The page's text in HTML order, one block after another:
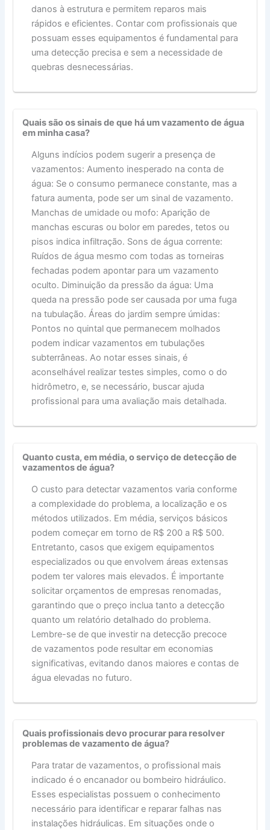
danos à estrutura e permitem reparos mais
rápidos e eficientes. Contar com profissionais que
possuam esses equipamentos é fundamental para
uma detecção precisa e sem a necessidade de
quebras desnecessárias.
Quais são os sinais de que há um vazamento de água
em minha casa?
Alguns indícios podem sugerir a presença de
vazamentos: Aumento inesperado na conta de
água: Se o consumo permanece constante, mas a
fatura aumenta, pode ser um sinal de vazamento.
Manchas de umidade ou mofo: Aparição de
manchas escuras ou bolor em paredes, tetos ou
pisos indica infiltração. Sons de água corrente:
Ruídos de água mesmo com todas as torneiras
fechadas podem apontar para um vazamento
oculto. Diminuição da pressão da água: Uma
queda na pressão pode ser causada por uma fuga
na tubulação. Áreas do jardim sempre úmidas:
Pontos no quintal que permanecem molhados
podem indicar vazamentos em tubulações
subterrâneas. Ao notar esses sinais, é
aconselhável realizar testes simples, como o do
hidrômetro, e, se necessário, buscar ajuda
profissional para uma avaliação mais detalhada.
Quanto custa, em média, o serviço de detecção de
vazamentos de água?
O custo para detectar vazamentos varia conforme
a complexidade do problema, a localização e os
métodos utilizados. Em média, serviços básicos
podem começar em torno de R$ 200 a R$ 500.
Entretanto, casos que exigem equipamentos
especializados ou que envolvem áreas extensas
podem ter valores mais elevados. É importante
solicitar orçamentos de empresas renomadas,
garantindo que o preço inclua tanto a detecção
quanto um relatório detalhado do problema.
Lembre-se de que investir na detecção precoce
de vazamentos pode resultar em economias
significativas, evitando danos maiores e contas de
água elevadas no futuro.
Quais profissionais devo procurar para resolver
problemas de vazamento de água?
Para tratar de vazamentos, o profissional mais
indicado é o encanador ou bombeiro hidráulico.
Esses especialistas possuem o conhecimento
necessário para identificar e reparar falhas nas
instalações hidráulicas. Em situações onde o